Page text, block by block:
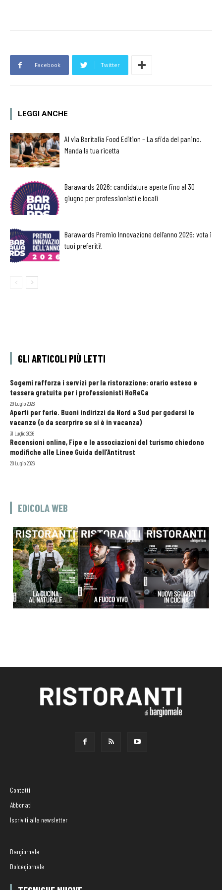
Facebook Twitter
LEGGI ANCHE
Al via Baritalia Food Edition – La sfida del panino.
Manda la tua ricetta
Barawards 2026: candidature aperte fino al 30
giugno per professionisti e locali
Barawards Premio Innovazione dell’anno 2026: vota i
tuoi preferiti!
GLI ARTICOLI PIÙ LETTI
Sogemi rafforza i servizi per la ristorazione: orario esteso e
tessera gratuita per i professionisti HoReCa
29 Luglio 2026
Aperti per ferie. Buoni indirizzi da Nord a Sud per godersi le
vacanze (o da scorprire se si è in vacanza)
31 Luglio 2026
Recensioni online, Fipe e le associazioni del turismo chiedono
modifiche alle Linee Guida dell’Antitrust
20 Luglio 2026
EDICOLA WEB
Contatti
Abbonati
Iscriviti alla newsletter
Bargiornale
Dolcegiornale